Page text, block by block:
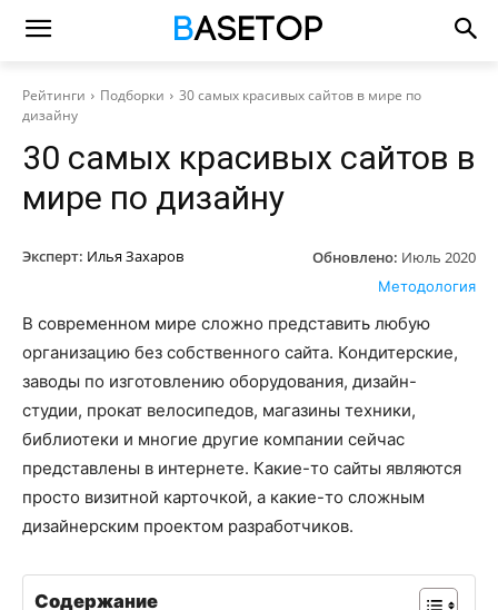
Рейтинги Подборки
30 самых красивых сайтов в мире по
дизайну
30 самых красивых сайтов в
мире по дизайну
Эксперт: Илья Захаров Обновлено: Июль 2020
Методология
В современном мире сложно представить любую
организацию без собственного сайта. Кондитерские,
заводы по изготовлению оборудования, дизайн-
студии, прокат велосипедов, магазины техники,
библиотеки и многие другие компании сейчас
представлены в интернете. Какие-то сайты являются
просто визитной карточкой, а какие-то сложным
дизайнерским проектом разработчиков.
Содержание